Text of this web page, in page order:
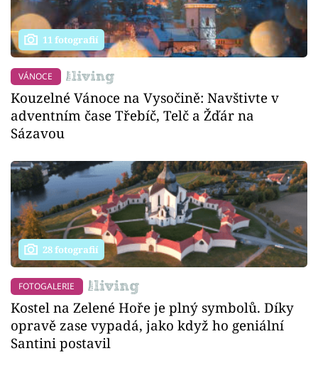
11 fotografií
VÁNOCE
Kouzelné Vánoce na Vysočině: Navštivte v
adventním čase Třebíč, Telč a Žďár na
Sázavou
28 fotografií
FOTOGALERIE
Kostel na Zelené Hoře je plný symbolů. Díky
opravě zase vypadá, jako když ho geniální
Santini postavil